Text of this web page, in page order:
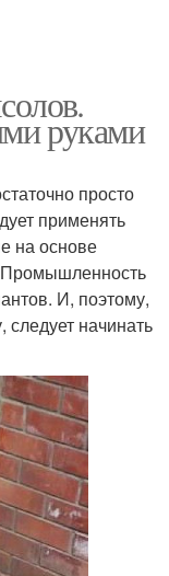
руками
просто
применять
на основе
Промышленность
И, поэтому,
следует начинать